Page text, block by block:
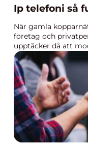
Ip
När gamla
företag och
upptäcker då att